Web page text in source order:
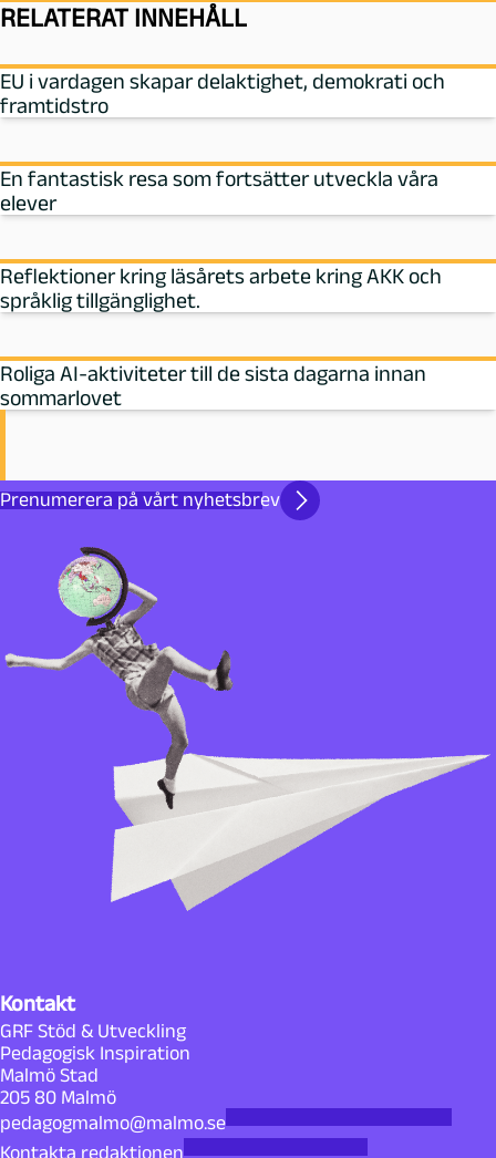
RELATERAT INNEHÅLL
EU i vardagen skapar delaktighet, demokrati och
framtidstro
En fantastisk resa som fortsätter utveckla våra
elever
Reflektioner kring läsårets arbete kring AKK och
språklig tillgänglighet.
Roliga AI-aktiviteter till de sista dagarna innan
sommarlovet
Prenumerera på vårt nyhetsbrev
Kontakt
GRF Stöd & Utveckling
Pedagogisk Inspiration
Malmö Stad
205 80 Malmö
pedagogmalmo@malmo.se
Kontakta redaktionen